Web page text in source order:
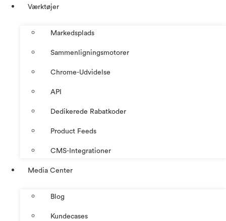
Værktøjer
Markedsplads
Sammenligningsmotorer
Chrome-Udvidelse
API
Dedikerede Rabatkoder
Product Feeds
CMS-Integrationer
Media Center
Blog
Kundecases